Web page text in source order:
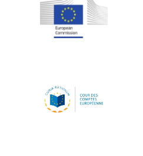
Jean-Louis Schiltz
Jean-Victor Louis
Johnny Åkerholm